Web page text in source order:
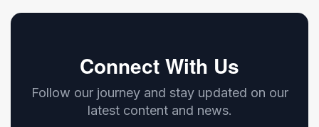
Connect With Us
Follow our journey and stay updated on our
latest content and news.